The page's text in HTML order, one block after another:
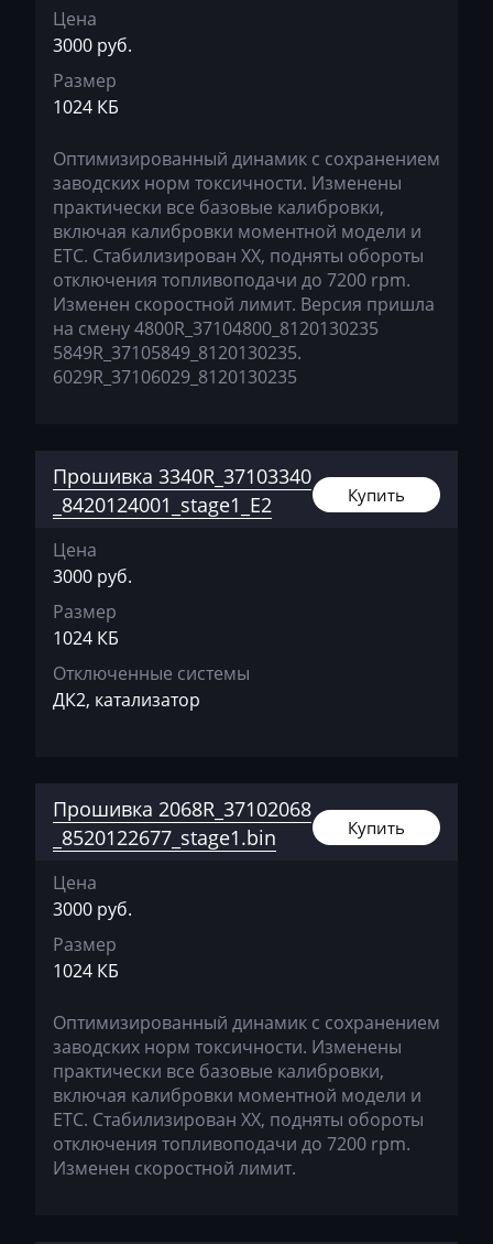
Jaecoo
Jaguar
JCB
Jetour
Jetta
JMC
JohnDeere
Kaiyi
Kalmar
Kato
Keestrack
Kenworth
Kia
KingLong
Kioti
Kohler
Komatsu
Konecranes
Kramer
Krone
Kubota
Lancia
Land Rover
Landini
Цена
3000 руб.
Размер
1024 КБ
Оптимизированный динамик с сохранением
заводских норм токсичности. Изменены
практически все базовые калибровки,
включая калибровки моментной модели и
ЕТС. Стабилизирован ХХ, подняты обороты
отключения топливоподачи до 7200 rpm.
Изменен скоростной лимит. Версия пришла
на смену 4800R_37104800_8120130235
5849R_37105849_8120130235.
6029R_37106029_8120130235
Прошивка 3340R_37103340
_8420124001_stage1_E2
Купить
Цена
3000 руб.
Размер
1024 КБ
Отключенные системы
ДК2, катализатор
Прошивка 2068R_37102068
_8520122677_stage1.bin
Купить
Цена
3000 руб.
Размер
1024 КБ
Оптимизированный динамик с сохранением
заводских норм токсичности. Изменены
практически все базовые калибровки,
включая калибровки моментной модели и
ЕТС. Стабилизирован ХХ, подняты обороты
отключения топливоподачи до 7200 rpm.
Изменен скоростной лимит.